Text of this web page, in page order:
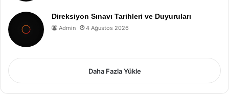
Direksiyon Sınavı Tarihleri ve Duyuruları
Admin 4 Ağustos 2026
Daha Fazla Yükle